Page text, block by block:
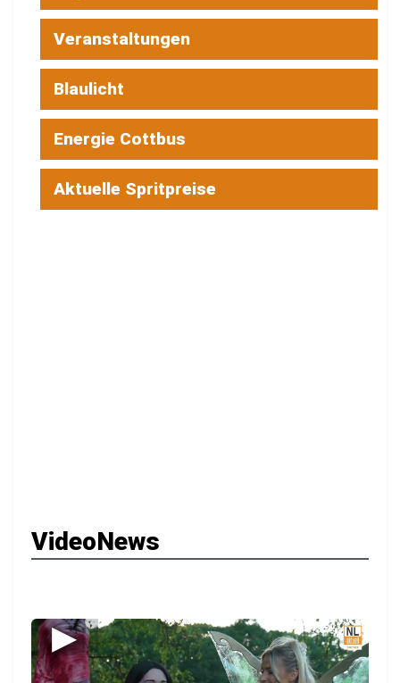
Veranstaltungen
Blaulicht
Energie Cottbus
Aktuelle Spritpreise
VideoNews
▶